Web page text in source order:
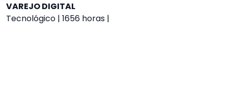
VAREJO DIGITAL
Tecnológico | 1656 horas |